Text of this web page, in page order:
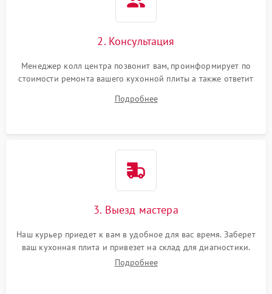
2. Консультация
Менеджер колл центра позвонит вам, проинформирует по
стоимости ремонта вашего кухонной плиты а также ответит
Подробнее
3. Выезд мастера
Наш курьер приедет к вам в удобное для вас время. Заберет
ваш кухонная плита и привезет на склад для диагностики.
Подробнее